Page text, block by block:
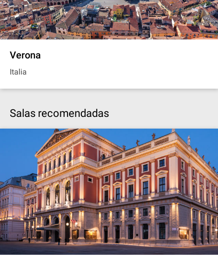
Verona
Italia
Salas recomendadas